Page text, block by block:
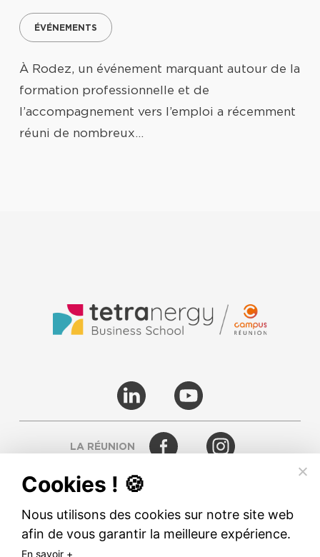
ÉVÉNEMENTS
À Rodez, un événement marquant autour de la
formation professionnelle et de
l’accompagnement vers l’emploi a récemment
réuni de nombreux…
LA RÉUNION
Cookies ! 🍪
Nous utilisons des cookies sur notre site web
afin de vous garantir la meilleure expérience.
En savoir +